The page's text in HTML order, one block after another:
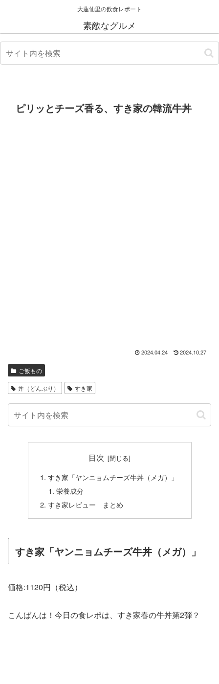
大蓮仙里の飲食レポート
素敵なグルメ
ピリッとチーズ香る、すき家の韓流牛丼
2024.04.24 2024.10.27
ご飯もの
丼（どんぶり） すき家
目次
すき家「ヤンニョムチーズ牛丼（メガ）」
栄養成分
すき家レビュー まとめ
すき家「ヤンニョムチーズ牛丼（メガ）」
価格:1120円（税込）
こんばんは！今日の食レポは、すき家春の牛丼第2弾？